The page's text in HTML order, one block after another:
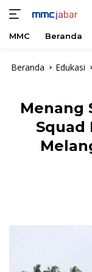
MMC Beranda
Beranda Edukasi
Menang
Squad